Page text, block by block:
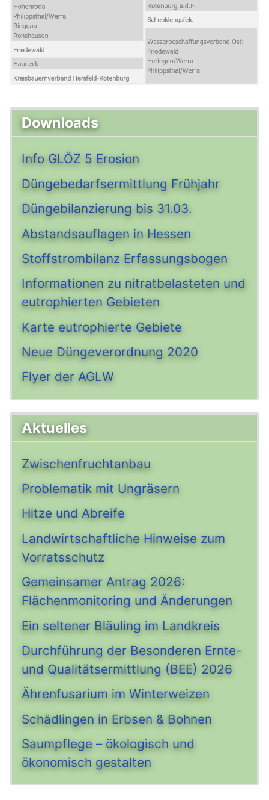
Downloads
Info GLÖZ 5 Erosion
Düngebedarfsermittlung Frühjahr
Düngebilanzierung bis 31.03.
Abstandsauflagen in Hessen
Stoffstrombilanz Erfassungsbogen
Informationen zu nitratbelasteten und
eutrophierten Gebieten
Karte eutrophierte Gebiete
Neue Düngeverordnung 2020
Flyer der AGLW
Aktuelles
Zwischenfruchtanbau
Problematik mit Ungräsern
Hitze und Abreife
Landwirtschaftliche Hinweise zum
Vorratsschutz
Gemeinsamer Antrag 2026:
Flächenmonitoring und Änderungen
Ein seltener Bläuling im Landkreis
Durchführung der Besonderen Ernte-
und Qualitätsermittlung (BEE) 2026
Ährenfusarium im Winterweizen
Schädlingen in Erbsen & Bohnen
Saumpflege – ökologisch und
ökonomisch gestalten